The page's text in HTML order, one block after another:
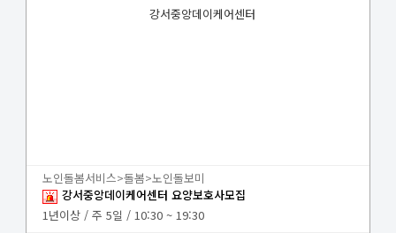
강서중앙데이케어센터
노인돌봄서비스>돌봄>노인돌보미
강서중앙데이케어센터 요양보호사모집
1년이상 / 주 5일 / 10:30 ~ 19:30